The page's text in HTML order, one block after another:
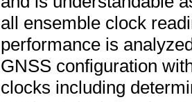
all ensemble clock
performance is
GNSS configuration
clocks including